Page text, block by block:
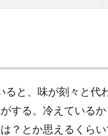
と、味が刻々と
する。冷えている
？とか思えるくら